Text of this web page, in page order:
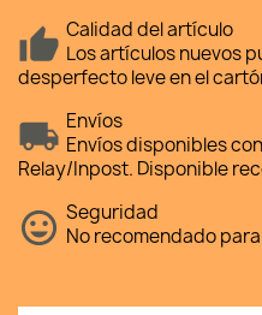
Calidad del artículo
Los artículos nuevos
desperfecto leve en el
Envíos
Envíos disponibles
Relay/Inpost. Disponible
Seguridad
No recomendado